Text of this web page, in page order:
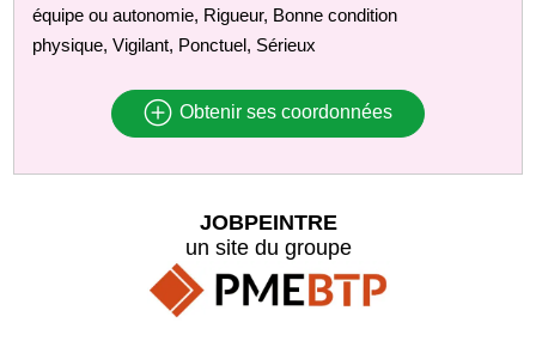
équipe ou autonomie, Rigueur, Bonne condition
physique, Vigilant, Ponctuel, Sérieux
Obtenir ses coordonnées
JOBPEINTRE
un site du groupe